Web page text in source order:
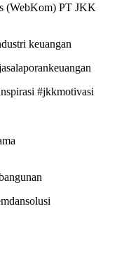
(WebKom) PT JKK
keuangan
#jkkmotivasi